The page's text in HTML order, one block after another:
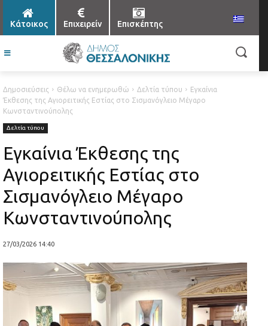
Κάτοικος Επιχειρείν Επισκέπτης
Δημοσιεύσεις Θέλω να ενημερωθώ Δελτία τύπου
Εγκαίνια
Έκθεσης της Αγιορειτικής Εστίας στο Σισμανόγλειο Μέγαρο
Κωνσταντινούπολης
Δελτία τύπου
Εγκαίνια Έκθεσης της
Αγιορειτικής Εστίας στο
Σισμανόγλειο Μέγαρο
Κωνσταντινούπολης
27/03/2026 14:40